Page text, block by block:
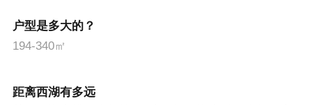
户型是多大的？
194-340㎡
距离西湖有多远